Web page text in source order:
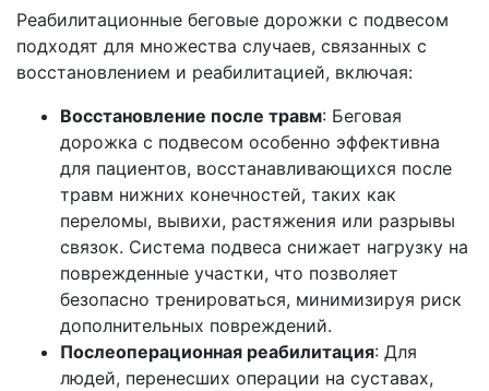
Реабилитационные беговые дорожки с подвесом
подходят для множества случаев, связанных с
восстановлением и реабилитацией, включая:
Восстановление после травм: Беговая
дорожка с подвесом особенно эффективна
для пациентов, восстанавливающихся после
травм нижних конечностей, таких как
переломы, вывихи, растяжения или разрывы
связок. Система подвеса снижает нагрузку на
поврежденные участки, что позволяет
безопасно тренироваться, минимизируя риск
дополнительных повреждений.
Послеоперационная реабилитация: Для
людей, перенесших операции на суставах,